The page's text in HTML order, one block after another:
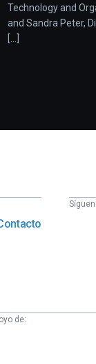
Technology and
and Sandra Peter,
[...]
de: